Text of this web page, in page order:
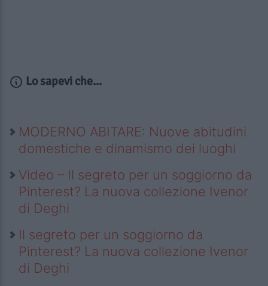
Lo sapevi che...
MODERNO ABITARE: Nuove abitudini
domestiche e dinamismo dei luoghi
Video – Il segreto per un soggiorno da
Pinterest? La nuova collezione Ivenor
di Deghi
Il segreto per un soggiorno da
Pinterest? La nuova collezione Ivenor
di Deghi